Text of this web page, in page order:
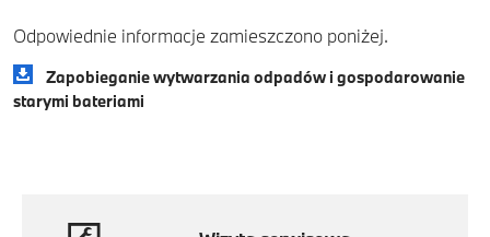
Odpowiednie informacje zamieszczono poniżej.
Zapobieganie wytwarzania odpadów i gospodarowanie
starymi bateriami